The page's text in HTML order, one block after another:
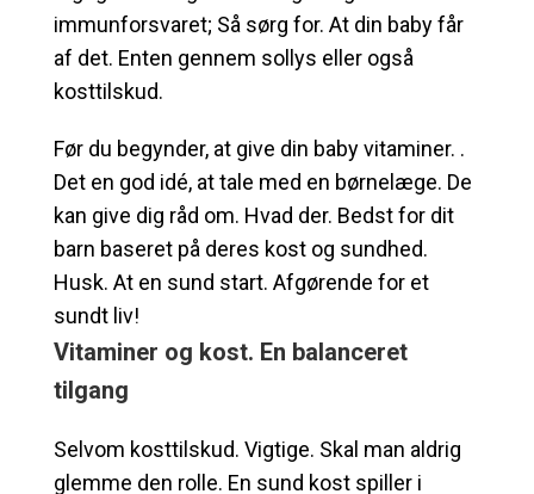
immunforsvaret; Så sørg for. At din baby får
af det. Enten gennem sollys eller også
kosttilskud.
Før du begynder, at give din baby vitaminer. .
Det en god idé, at tale med en børnelæge. De
kan give dig råd om. Hvad der. Bedst for dit
barn baseret på deres kost og sundhed.
Husk. At en sund start. Afgørende for et
sundt liv!
Vitaminer og kost. En balanceret
tilgang
Selvom kosttilskud. Vigtige. Skal man aldrig
glemme den rolle. En sund kost spiller i